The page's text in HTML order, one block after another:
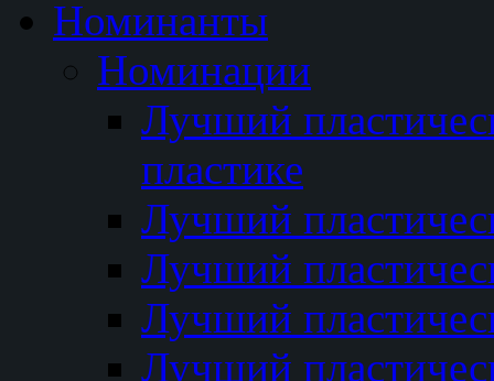
Номинанты
Номинации
Лучший
пластике
Лучший
Лучший
Лучший
Лучший